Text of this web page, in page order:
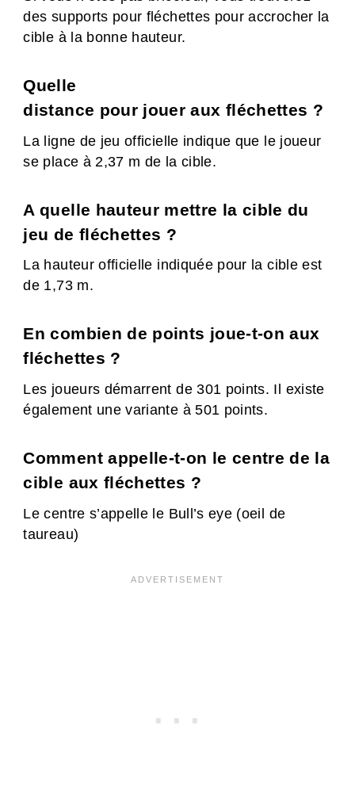
des supports pour fléchettes pour accrocher la
cible à la bonne hauteur.
Quelle
distance pour jouer aux fléchettes ?
La ligne de jeu officielle indique que le joueur
se place à 2,37 m de la cible.
A quelle hauteur mettre la cible du
jeu de fléchettes ?
La hauteur officielle indiquée pour la cible est
de 1,73 m.
En combien de points joue-t-on aux
fléchettes ?
Les joueurs démarrent de 301 points. Il existe
également une variante à 501 points.
Comment appelle-t-on le centre de la
cible aux fléchettes ?
Le centre s’appelle le Bull’s eye (oeil de
taureau)